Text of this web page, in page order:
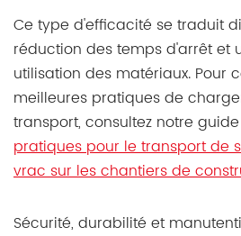
Ce type d'efficacité se traduit
réduction des temps d'arrêt et
utilisation des matériaux. Pour
meilleures pratiques de
transport, consultez notre
pratiques pour le transport de
vrac sur les chantiers de
Sécurité, durabilité et